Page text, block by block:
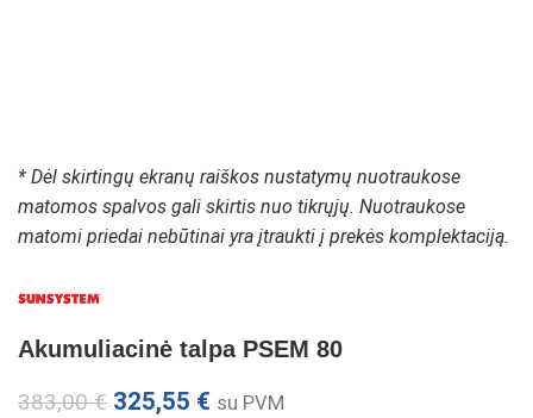
* Dėl skirtingų ekranų raiškos nustatymų nuotraukose
matomos spalvos gali skirtis nuo tikrųjų. Nuotraukose
matomi priedai nebūtinai yra įtraukti į prekės komplektaciją.
Akumuliacinė talpa PSEM 80
383,00€ 325,55 € su PVM